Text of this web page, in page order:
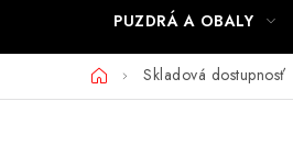
PUZDRÁ A OBALY
DomovSkladová dostupnosť